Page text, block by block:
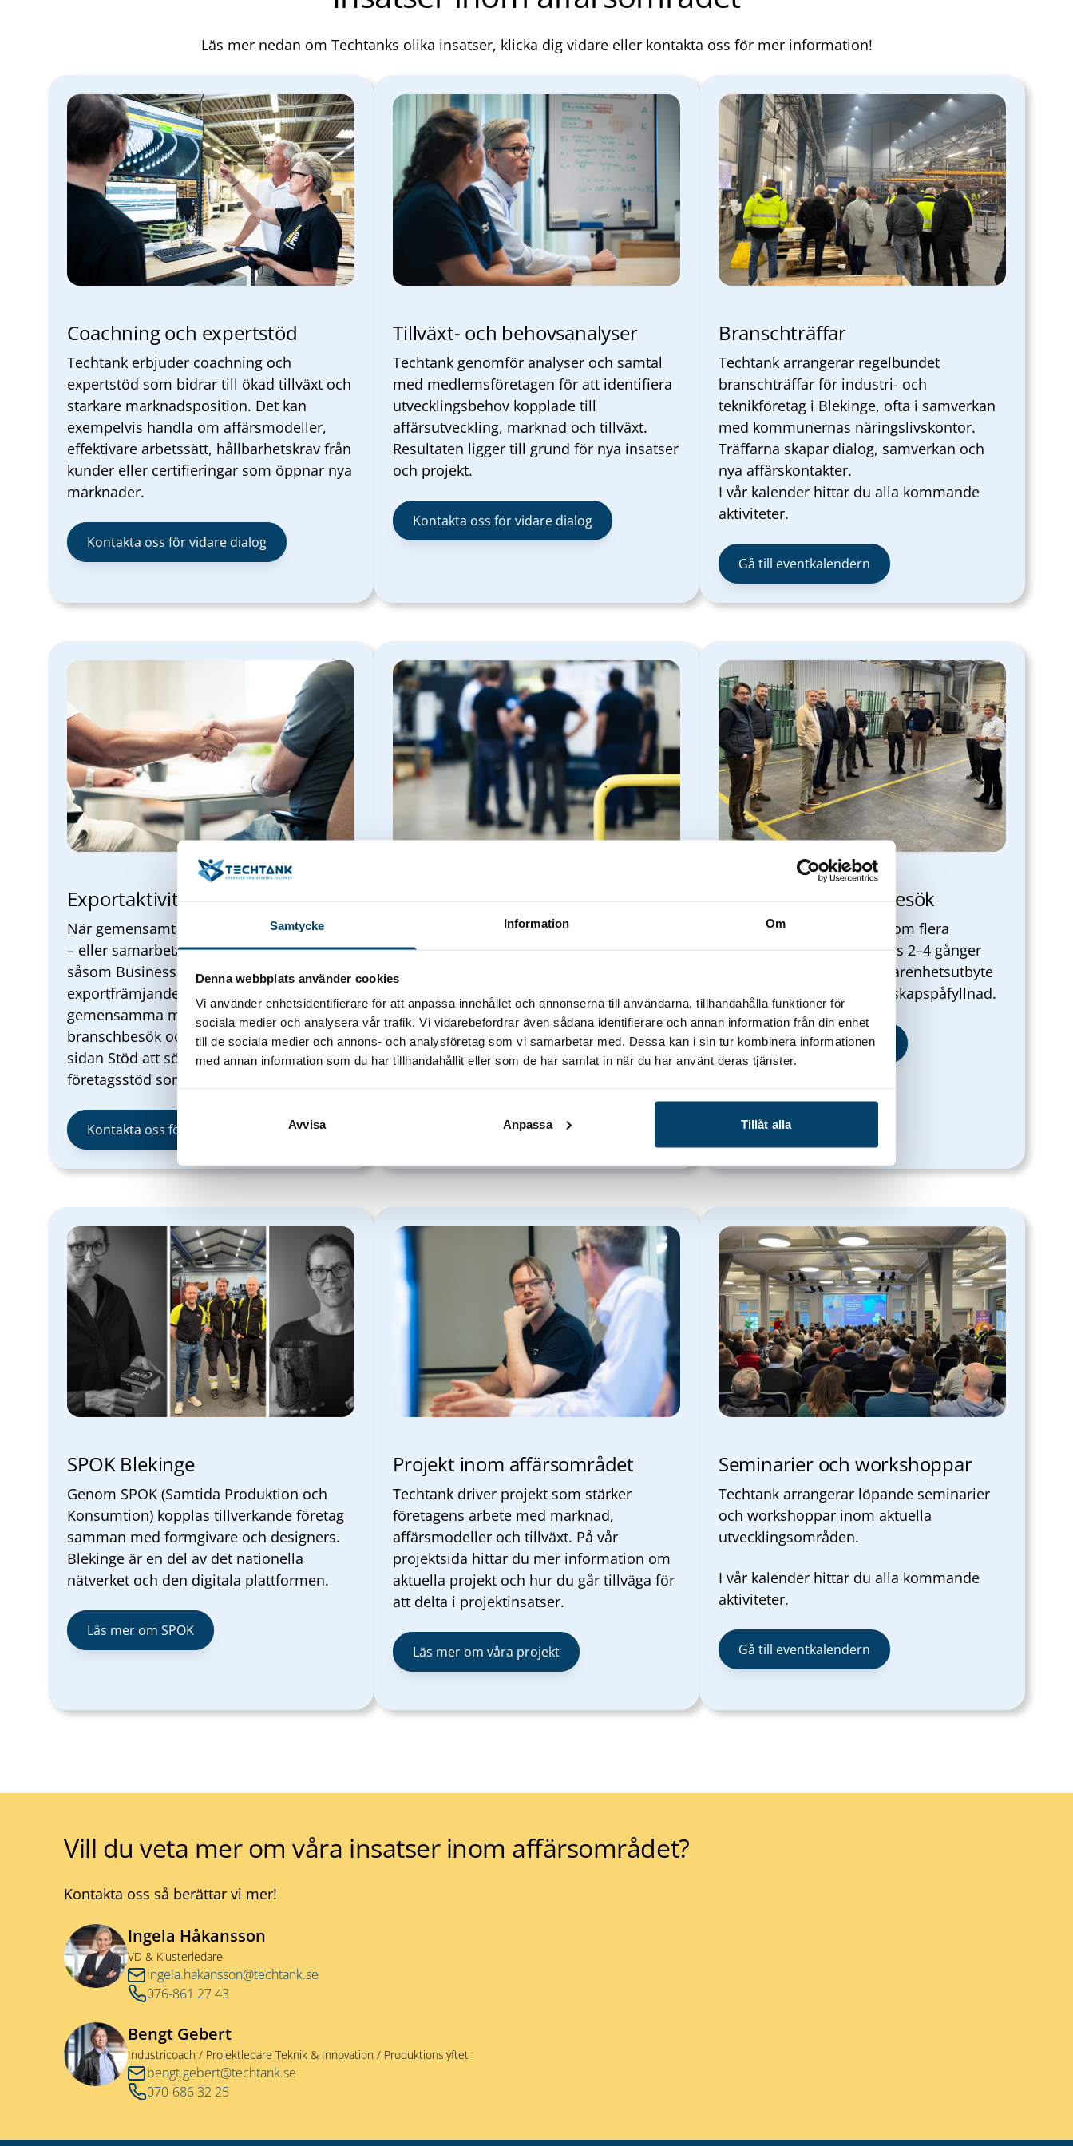
Samtycke Information Om
Denna webbplats använder cookies
Vi använder enhetsidentifierare för att anpassa innehållet och annonserna till användarna, tillhandahålla funktioner för
sociala medier och analysera vår trafik. Vi vidarebefordrar även sådana identifierare och annan information från din enhet
till de sociala medier och annons- och analysföretag som vi samarbetar med. Dessa kan i sin tur kombinera informationen
med annan information som du har tillhandahållit eller som de har samlat in när du har använt deras tjänster.
Avvisa Anpassa Tillåt alla
Läs mer nedan om Techtanks olika insatser, klicka dig vidare eller kontakta oss för mer information!
Coachning och expertstöd
Techtank erbjuder coachning och
expertstöd som bidrar till ökad tillväxt och
starkare marknadsposition. Det kan
exempelvis handla om affärsmodeller,
effektivare arbetssätt, hållbarhetskrav från
kunder eller certifieringar som öppnar nya
marknader.
Kontakta oss för vidare dialog
Tillväxt- och behovsanalyser
Techtank genomför analyser och samtal
med medlemsföretagen för att identifiera
utvecklingsbehov kopplade till
affärsutveckling, marknad och tillväxt.
Resultaten ligger till grund för nya insatser
och projekt.
Kontakta oss för vidare dialog
Branschträffar
Techtank arrangerar regelbundet
branschträffar för industri- och
teknikföretag i Blekinge, ofta i samverkan
med kommunernas näringslivskontor.
Träffarna skapar dialog, samverkan och
nya affärskontakter.
I vår kalender hittar du alla kommande
aktiviteter.
Gå till eventkalendern
Exportaktiviteter och mässor
När gemensamt behov finns samordnar vi
– eller samarbetar med relevanta partner
såsom Business Blekinge och Almi
– kring
exportfrämjande aktiviteter, exempelvis
gemensamma mässmontrar,
branschbesök och marknadsaktiviteter. På
sidan Stöd att söka finns tips på
företagsstöd som finns tillgängliga.
Kontakta oss för vidare dialog
Techtank samordnar utbildningar utifrån
våra medlemsföretags behov inom en rad
företag kan vi erbjuda kostnadseffektiva
insatser i närmiljön och med hög kvalitet.
Läs mer om våra utbildningar
Nätverk och studiebesök
Techtank driver nätverk inom flera
områden. Nätverken träffas 2–4 gånger
per år och kombinerar erfarenhetsutbyte
med studiebesök och kunskapspåfyllnad.
Läs mer om våra nätverk
SPOK Blekinge
Genom SPOK (Samtida Produktion och
Konsumtion) kopplas tillverkande företag
samman med formgivare och designers.
Blekinge är en del av det nationella
nätverket och den digitala plattformen.
Läs mer om SPOK
Projekt inom affärsområdet
Techtank driver projekt som stärker
företagens arbete med marknad,
affärsmodeller och tillväxt. På vår
projektsida hittar du mer information om
aktuella projekt och hur du går tillväga för
att delta i projektinsatser.
Läs mer om våra projekt
Seminarier och workshoppar
Techtank arrangerar löpande seminarier
och workshoppar inom aktuella
utvecklingsområden.
I vår kalender hittar du alla kommande
aktiviteter.
Gå till eventkalendern
Vill du veta mer om våra insatser inom affärsområdet?
Kontakta oss så berättar vi mer!
Ingela Håkansson
VD & Klusterledare
ingela.hakansson@techtank.se
076-861 27 43
Bengt Gebert
Industricoach / Projektledare Teknik & Innovation / Produktionslyftet
bengt.gebert@techtank.se
070-686 32 25